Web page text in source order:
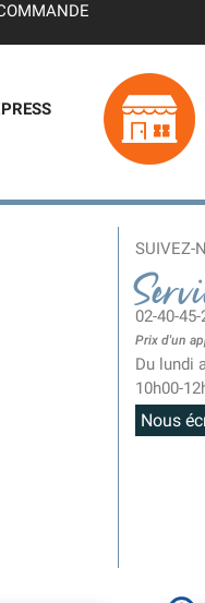
SUIVEZ-
02-40-
Prix d'un
Du lundi
10h00-
Nous